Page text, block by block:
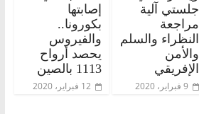
جلستي آلية
مراجعة
النظراء والسلم
والأمن
الإفريقي
9 فبراير، 2020
إصابتها
بكورونا..
والفيروس
يحصد أرواح
1113 بالصين
12 فبراير، 2020